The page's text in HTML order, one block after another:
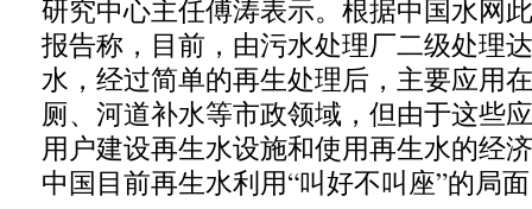
研究中心主任傅涛表示。根据中国水网
报告称，目前，由污水处理厂二级处理
水，经过简单的再生处理后，主要应用
厕、河道补水等市政领域，但由于这些
用户建设再生水设施和使用再生水的经
中国目前再生水利用“叫好不叫座”的局